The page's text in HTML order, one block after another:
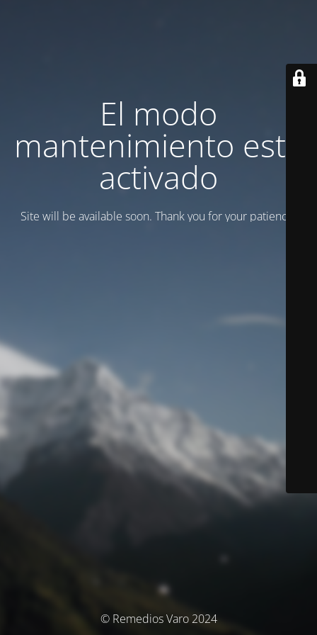
El modo
mantenimiento está
activado
Site will be available soon. Thank you for your patience!
© Remedios Varo 2024